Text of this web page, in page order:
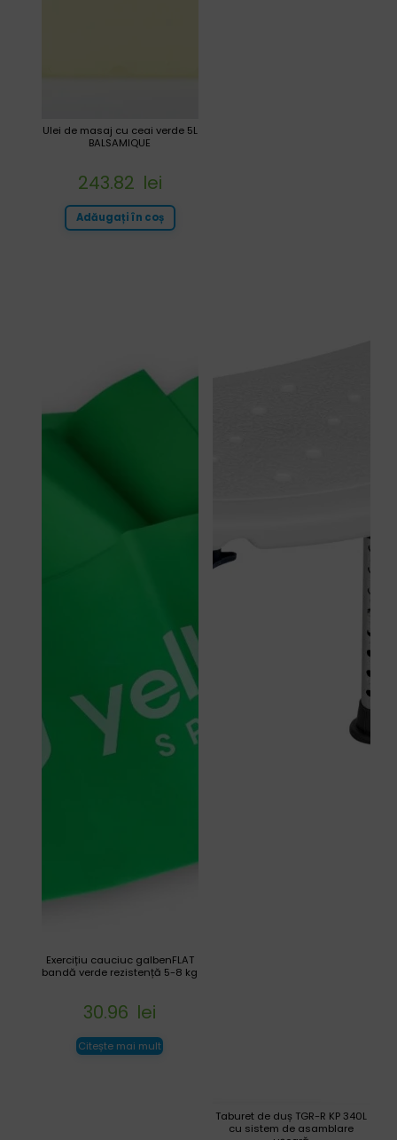
Ulei de masaj cu ceai verde 5L
BALSAMIQUE
243.82 lei
Adăugați în coș
Taburet de duș TGR-R KP 340L
cu sistem de asamblare
Exercițiu cauciuc galbenFLAT
bandă verde rezistență 5-8 kg
30.96 lei
Citește mai mult